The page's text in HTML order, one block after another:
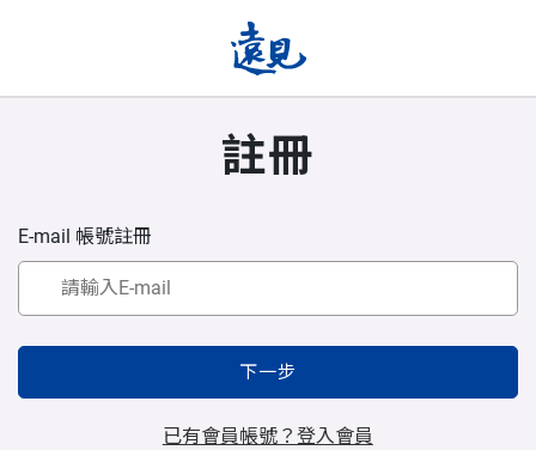
註冊
E-mail 帳號註冊
下一步
已有會員帳號？登入會員